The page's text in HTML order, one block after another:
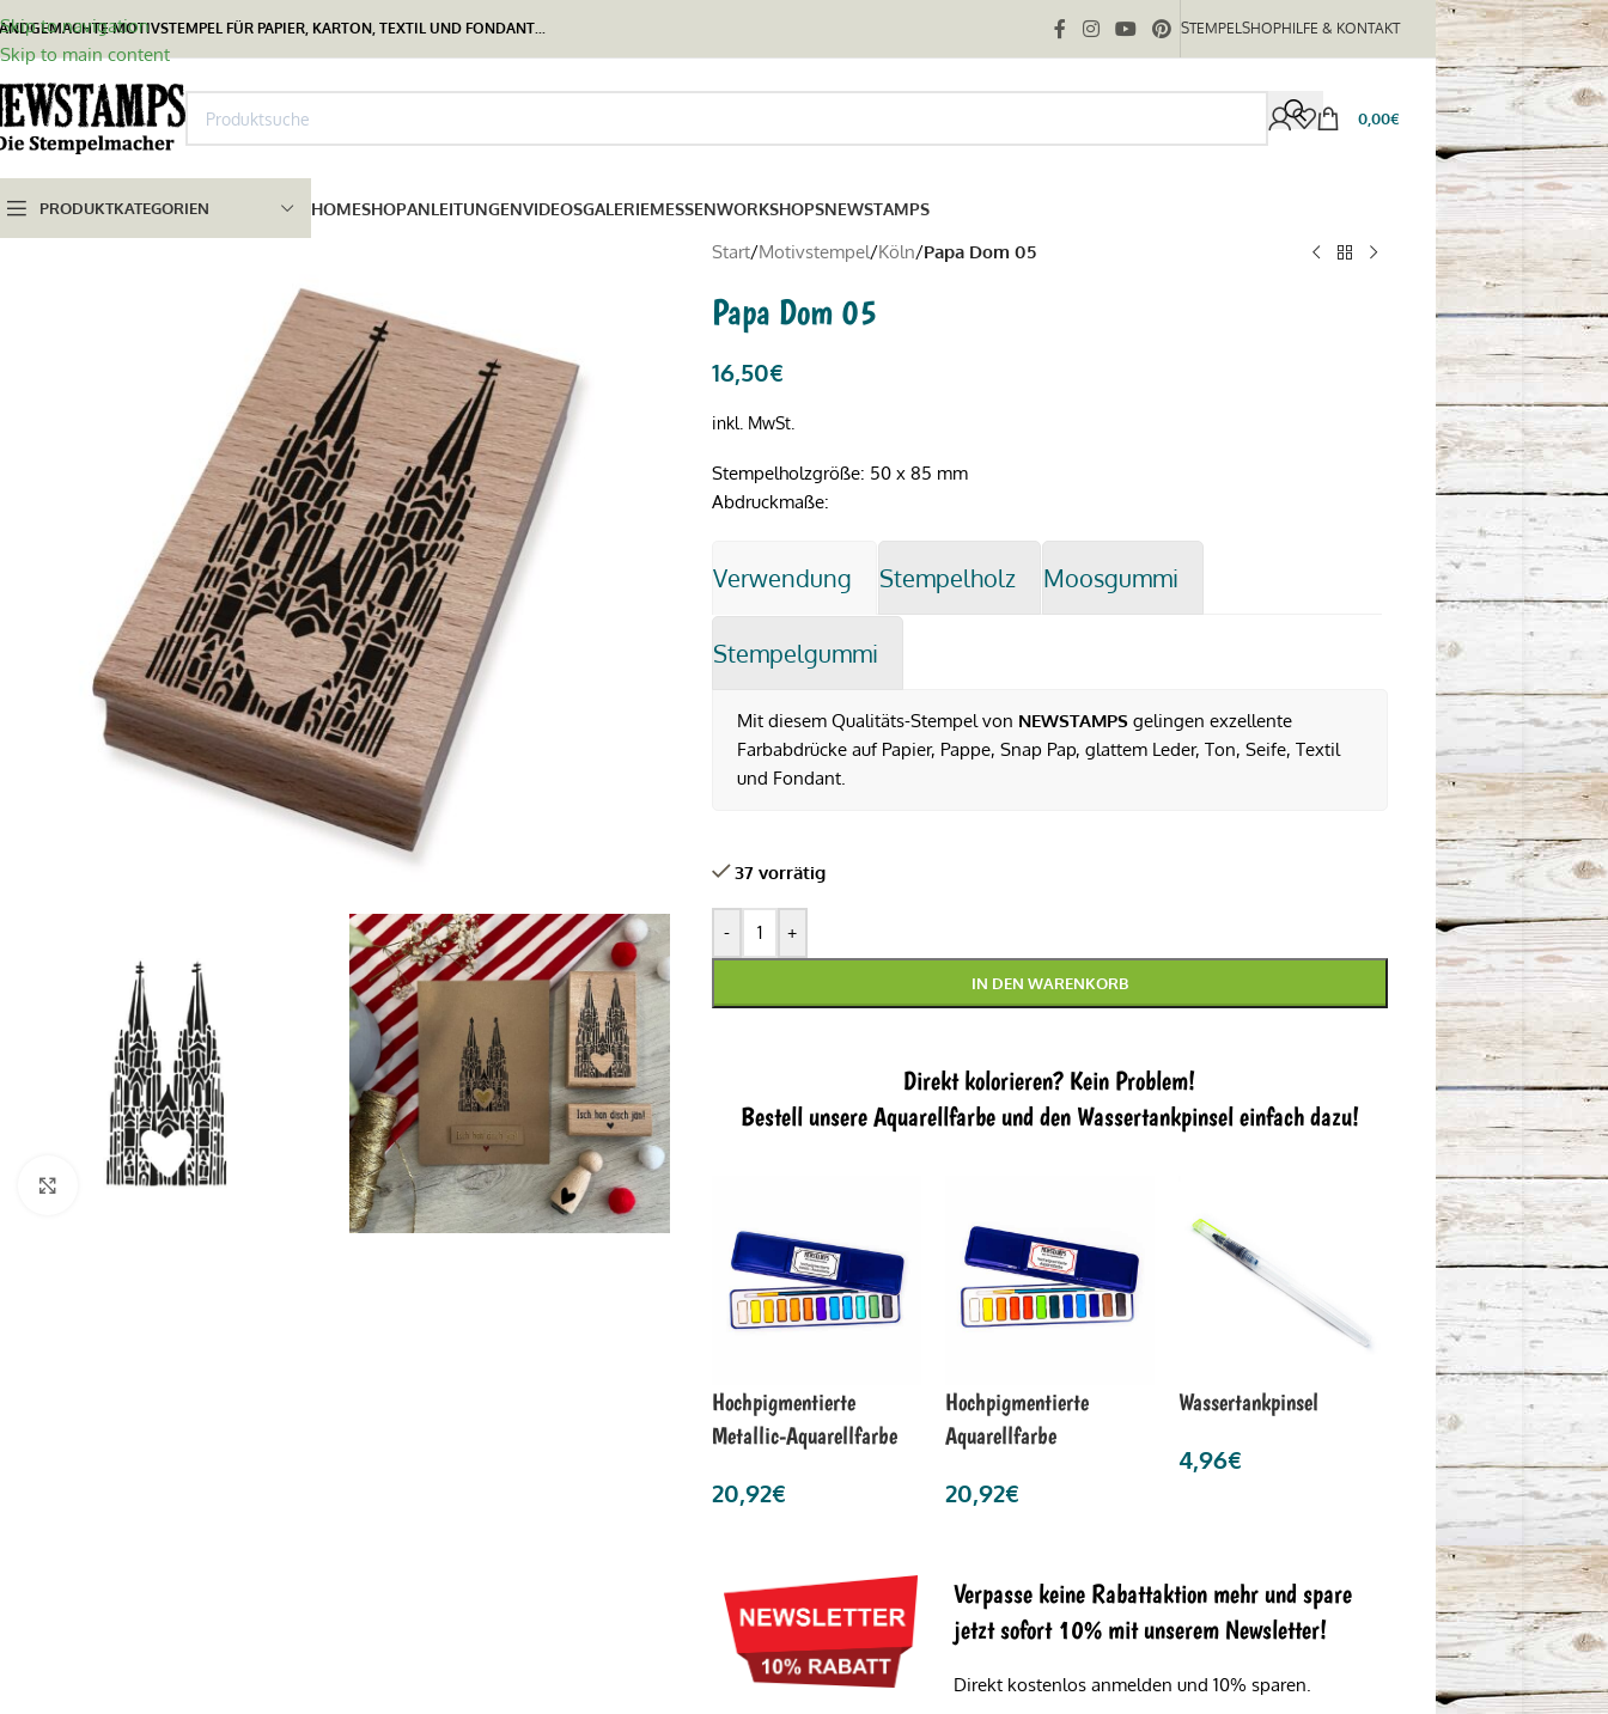
Skip to navigation
Skip to main content
MOTIVSTEMPEL FÜR PAPIER, KARTON, TEXTIL UND FONDANT... STEMPELSHOPHILFE & KONTAKT
0,00€
PRODUKTKATEGORIEN HOMESHOPANLEITUNGENVIDEOSGALERIEMESSENWORKSHOPSNEWSTAMPS
Click to enlarge
Start/Motivstempel/Köln/Papa Dom 05
Papa Dom 05
16,50€
inkl. MwSt.
Stempelholzgröße: 50 x 85 mm
Abdruckmaße:
Verwendung Stempelholz Moosgummi
Stempelgummi
Mit diesem Qualitäts-Stempel von NEWSTAMPS gelingen exzellente
Farbabdrücke auf Papier, Pappe, Snap Pap, glattem Leder, Ton, Seife, Textil
und Fondant.
37 vorrätig
- +
IN DEN WARENKORB
Direkt kolorieren? Kein Problem!
Bestell unsere Aquarellfarbe und den Wassertankpinsel einfach dazu!
Hochpigmentierte
Metallic-Aquarellfarbe
20,92€
Hochpigmentierte
Aquarellfarbe
20,92€
Wassertankpinsel
4,96€
Verpasse keine Rabattaktion mehr und spare
jetzt sofort 10% mit unserem Newsletter!
Direkt kostenlos anmelden und 10% sparen.